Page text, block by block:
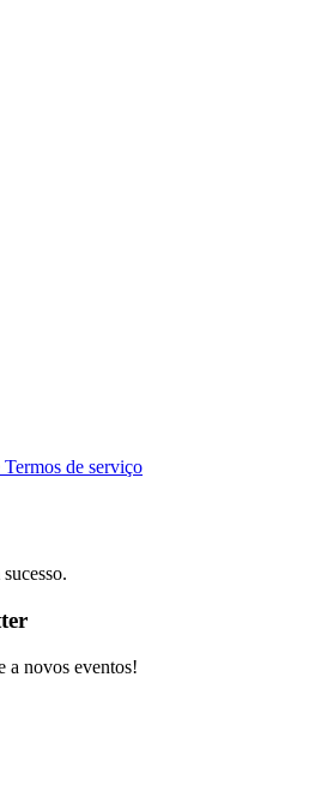
de serviço
a novos eventos!